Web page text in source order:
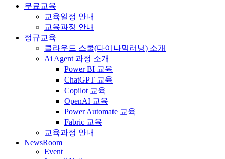
무료교육
교육일정 안내
교육과정 안내
정규교육
클라우드 스쿨(다이나믹러닝) 소개
Ai Agent 과정 소개
Power BI 교육
ChatGPT 교육
Copilot 교육
OpenAI 교육
Power Automate 교육
Fabric 교육
교육과정 안내
NewsRoom
Event